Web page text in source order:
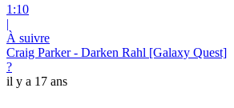
1:10
|
À suivre
Craig Parker - Darken Rahl [Galaxy Quest]
?
il y a 17 ans